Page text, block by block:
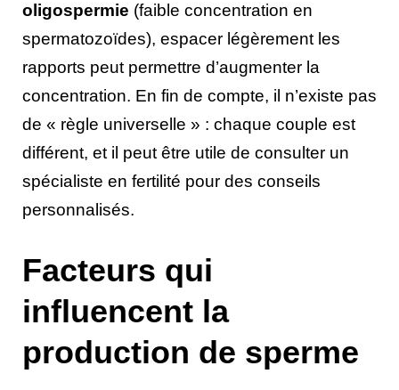
oligospermie (faible concentration en
spermatozoïdes), espacer légèrement les
rapports peut permettre d’augmenter la
concentration. En fin de compte, il n’existe pas
de « règle universelle » : chaque couple est
différent, et il peut être utile de consulter un
spécialiste en fertilité pour des conseils
personnalisés.
Facteurs qui
influencent la
production de sperme